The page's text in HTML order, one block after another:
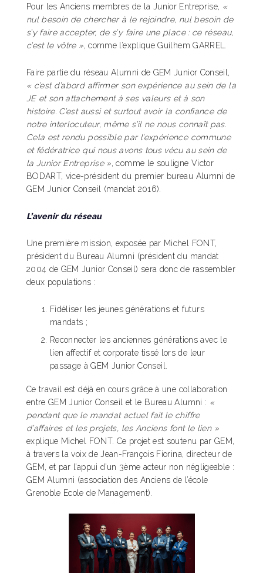
Pour les Anciens membres de la Junior Entreprise, «
nul besoin de chercher à le rejoindre, nul besoin de
s’y faire accepter, de s’y faire une place : ce réseau,
c’est le vôtre », comme l’explique Guilhem GARREL.
Faire partie du réseau Alumni de GEM Junior Conseil,
« c’est d’abord affirmer son expérience au sein de la
JE et son attachement à ses valeurs et à son
histoire. C’est aussi et surtout avoir la confiance de
notre interlocuteur, même s’il ne nous connaît pas.
Cela est rendu possible par l’expérience commune
et fédératrice qui nous avons tous vécu au sein de
la Junior Entreprise », comme le souligne Victor
BODART, vice-président du premier bureau Alumni de
GEM Junior Conseil (mandat 2016).
L’avenir du réseau
Une première mission, exposée par Michel FONT,
président du Bureau Alumni (président du mandat
2004 de GEM Junior Conseil) sera donc de rassembler
deux populations :
Fidéliser les jeunes générations et futurs
mandats ;
Reconnecter les anciennes générations avec le
lien affectif et corporate tissé lors de leur
passage à GEM Junior Conseil.
Ce travail est déjà en cours grâce à une collaboration
entre GEM Junior Conseil et le Bureau Alumni : «
pendant que le mandat actuel fait le chiffre
d’affaires et les projets, les Anciens font le lien »
explique Michel FONT. Ce projet est soutenu par GEM,
à travers la voix de Jean-François Fiorina, directeur de
GEM, et par l’appui d’un 3ème acteur non négligeable :
GEM Alumni (association des Anciens de l’école
Grenoble Ecole de Management).